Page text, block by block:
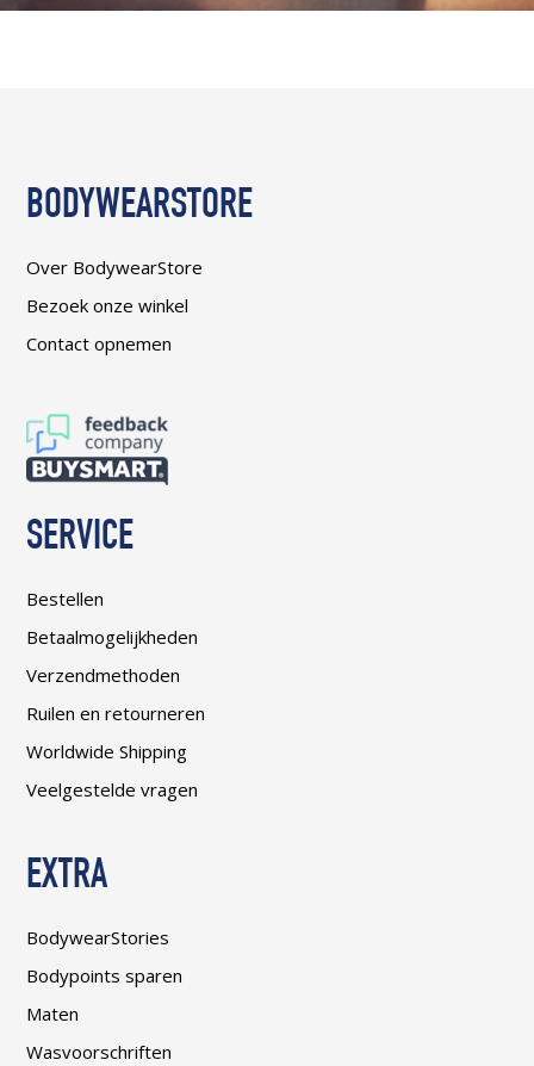
BODYWEARSTORE
Over BodywearStore
Bezoek onze winkel
Contact opnemen
SERVICE
Bestellen
Betaalmogelijkheden
Verzendmethoden
Ruilen en retourneren
Worldwide Shipping
Veelgestelde vragen
EXTRA
BodywearStories
Bodypoints sparen
Maten
Wasvoorschriften